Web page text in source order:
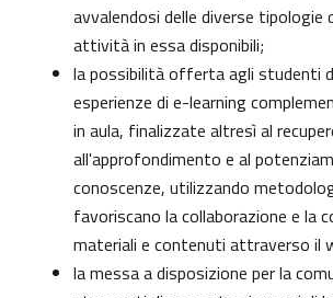
avvalendosi delle diverse tipologie
attività in essa disponibili;
la possibilità offerta agli studenti
esperienze di e-learning
in aula, finalizzate altresì al
all'approfondimento e al
conoscenze, utilizzando
favoriscano la collaborazione e la
materiali e contenuti attraverso il
la messa a disposizione per la